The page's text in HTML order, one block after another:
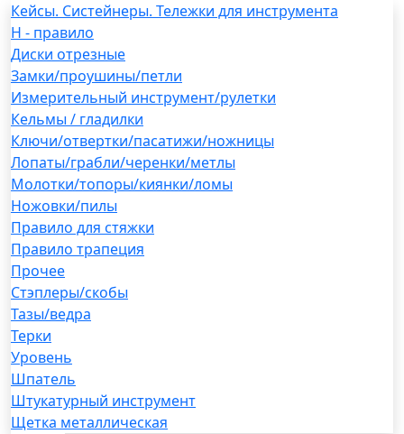
Кейсы. Систейнеры. Тележки для инструмента
H - правило
Диски отрезные
Замки/проушины/петли
Измерительный инструмент/рулетки
Кельмы / гладилки
Ключи/отвертки/пасатижи/ножницы
Лопаты/грабли/черенки/метлы
Молотки/топоры/киянки/ломы
Ножовки/пилы
Правило для стяжки
Правило трапеция
Прочее
Стэплеры/скобы
Тазы/ведра
Терки
Уровень
Шпатель
Штукатурный инструмент
Щетка металлическая